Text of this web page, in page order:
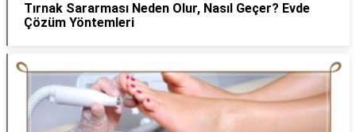
Tırnak Sararması Neden Olur, Nasıl Geçer? Evde
Çözüm Yöntemleri